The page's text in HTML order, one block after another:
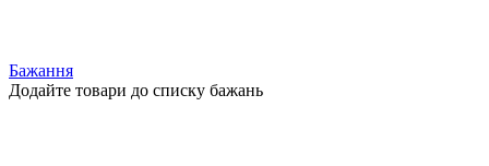
Бажання
Додайте товари до списку бажань